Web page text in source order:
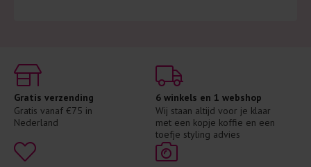
Gratis verzending
Gratis vanaf €75 in
Nederland
6 winkels en 1 webshop
Wij staan altijd voor je klaar
met een kopje koffie en een
toefje styling advies